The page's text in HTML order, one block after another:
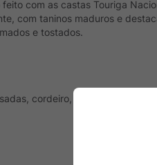
com as castas Touriga
com taninos maduros e
e tostados.
cordeiro, embutidos e